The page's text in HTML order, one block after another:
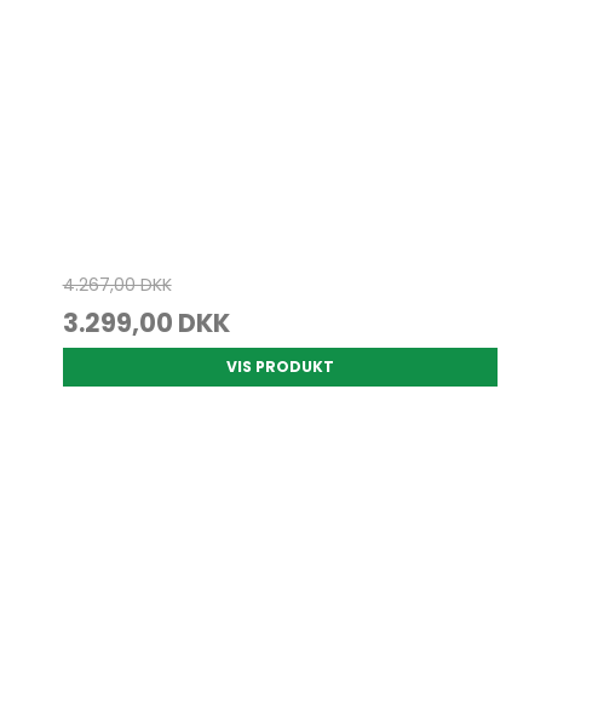
4.267,00 DKK
3.299,00 DKK
VIS PRODUKT